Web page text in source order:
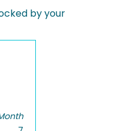
by your